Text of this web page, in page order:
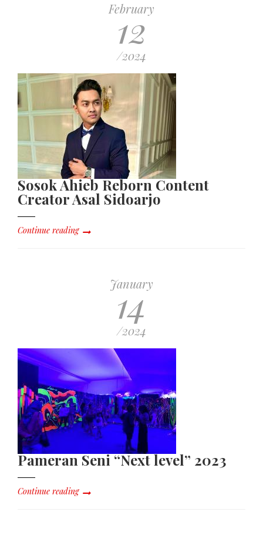
February
12
/2024
Sosok Ahieb Reborn Content
Creator Asal Sidoarjo
Continue reading
January
14
/2024
Pameran Seni “Next level” 2023
Continue reading